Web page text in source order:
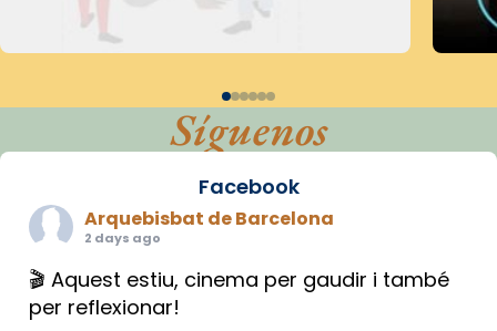
Síguenos
Facebook
Arquebisbat de Barcelona
2 days ago
🎬 Aquest estiu, cinema per gaudir i també
per reflexionar!